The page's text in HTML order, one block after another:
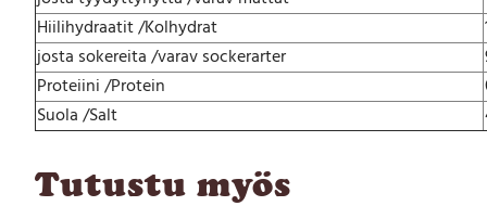
a
r
i
n
a
d
8
Hiilihydraatit /Kolhydrat
josta sokereita /varav sockerarter
Proteiini /Protein
Suola /Salt
Tutustu myös